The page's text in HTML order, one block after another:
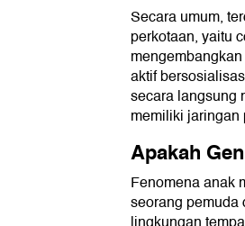
Secara umum,
perkotaan, yaitu
aktif
secara langsung
memiliki jaringan
Apakah
Fenomena anak
seorang pemuda